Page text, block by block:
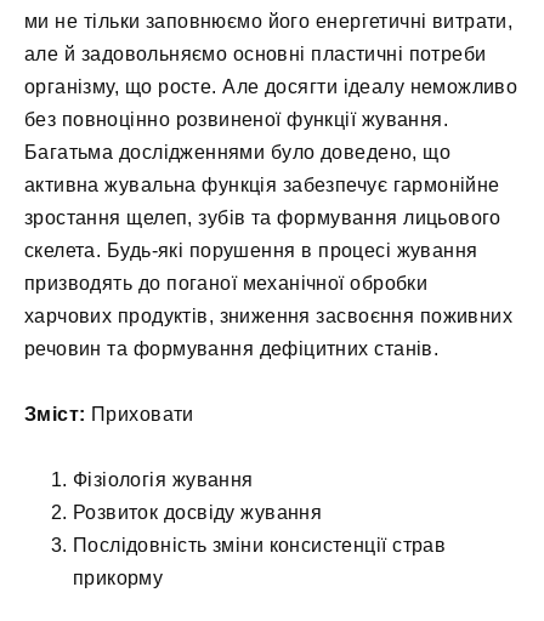
ми не тільки заповнюємо його енергетичні витрати,
але й задовольняємо основні пластичні потреби
організму, що росте. Але досягти ідеалу неможливо
без повноцінно розвиненої функції жування.
Багатьма дослідженнями було доведено, що
активна жувальна функція забезпечує гармонійне
зростання щелеп, зубів та формування лицьового
скелета. Будь-які порушення в процесі жування
призводять до поганої механічної обробки
харчових продуктів, зниження засвоєння поживних
речовин та формування дефіцитних станів.
Зміст: Приховати
Фізіологія жування
Розвиток досвіду жування
Послідовність зміни консистенції страв
прикорму